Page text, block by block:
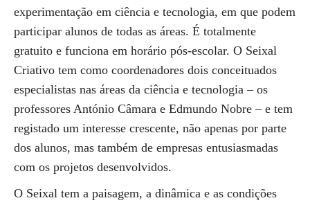
experimentação em ciência e tecnologia, em que podem
participar alunos de todas as áreas. É totalmente
gratuito e funciona em horário pós-escolar. O Seixal
Criativo tem como coordenadores dois conceituados
especialistas nas áreas da ciência e tecnologia – os
professores António Câmara e Edmundo Nobre – e tem
registado um interesse crescente, não apenas por parte
dos alunos, mas também de empresas entusiasmadas
com os projetos desenvolvidos.
O Seixal tem a paisagem, a dinâmica e as condições